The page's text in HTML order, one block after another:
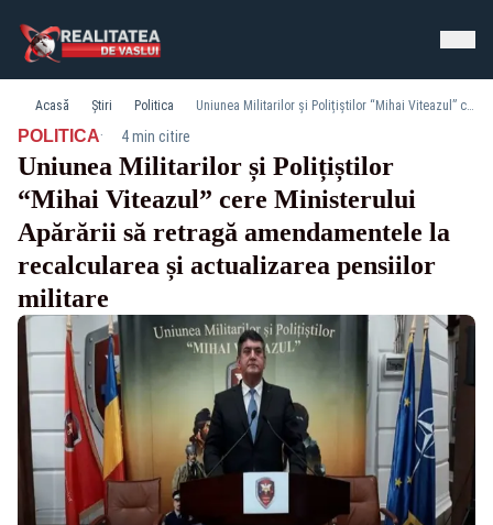
Acasă Știri Politica Uniunea Militarilor și Polițiștilor “Mihai Viteazul” cere Ministerului Apărării să retragă amendamentele la recalcularea și actualizarea pensiilor militare
POLITICA· 4 min citire
Uniunea Militarilor și Polițiștilor
“Mihai Viteazul” cere Ministerului
Apărării să retragă amendamentele la
recalcularea și actualizarea pensiilor
militare